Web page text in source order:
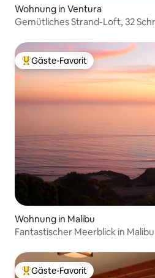
Wohnung in Ventura
Gemütliches Strand-Loft, 32
Beliebter Gäste-Favorit.
Gäste-Favorit
Wohnung in Malibu
Fantastischer Meerblick in
Beliebter Gäste-Favorit.
Gäste-Favorit